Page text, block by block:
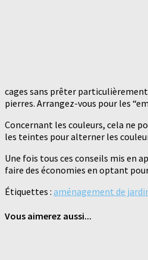
cages sans prêter
pierres. Arrangez-vous pour les
Concernant les couleurs, cela ne
les teintes pour alterner les
Une fois tous ces conseils mis en
faire des économies en optant
Étiquettes : aménagement de
Vous aimerez aussi...